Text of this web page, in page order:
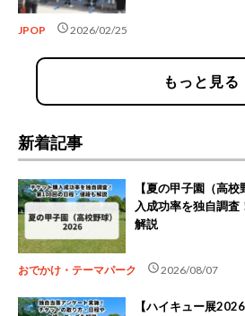
JPOP schedule2026/02/25
もっと見る
新着記事
【夏の甲子園（高
入成功率を独自調
解説
おでかけ・テーマパーク schedule2026/08/07
【ハイキュー展